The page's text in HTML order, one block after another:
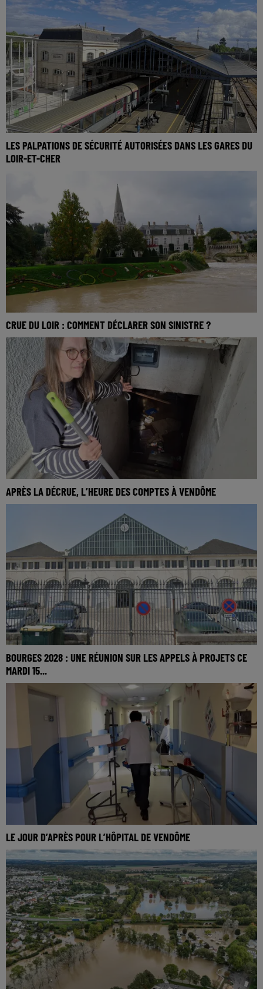
LES PALPATIONS DE SÉCURITÉ AUTORISÉES DANS LES GARES DU
LOIR-ET-CHER
CRUE DU LOIR : COMMENT DÉCLARER SON SINISTRE ?
APRÈS LA DÉCRUE, L’HEURE DES COMPTES À VENDÔME
BOURGES 2028 : UNE RÉUNION SUR LES APPELS À PROJETS CE
MARDI 15...
LE JOUR D’APRÈS POUR L’HÔPITAL DE VENDÔME